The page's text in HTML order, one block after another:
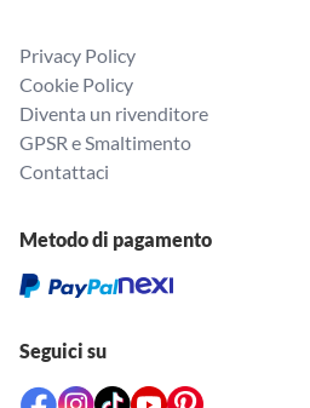
Privacy Policy
Cookie Policy
Diventa un rivenditore
GPSR e Smaltimento
Contattaci
Metodo di pagamento
Seguici su